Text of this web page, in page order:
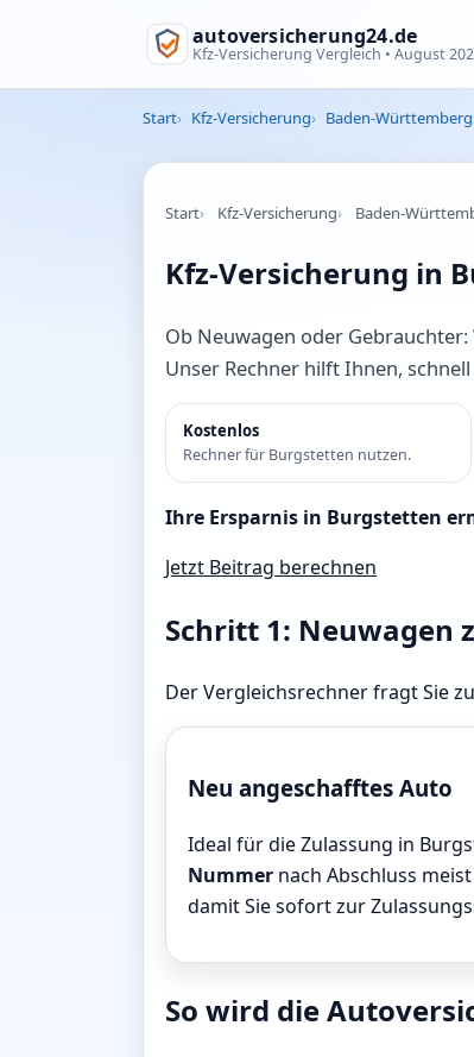
autoversicherung24.de
Kfz-Versicherung Vergleich • August
Start Kfz-Versicherung Baden-Württemberg
Start Kfz-Versicherung Baden-
Kfz-Versicherung in
Ob Neuwagen oder
Unser Rechner hilft Ihnen,
Kostenlos
Rechner für Burgstetten nutzen.
Ihre Ersparnis in Burgstetten
Jetzt Beitrag berechnen
Schritt 1: Neuwagen
Der Vergleichsrechner fragt Sie
Neu angeschafftes Auto
Ideal für die Zulassung in
Nummer nach Abschluss
damit Sie sofort zur
So wird die